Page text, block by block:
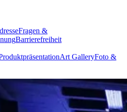
Fragen &
Barrierefreiheit
Art GalleryFoto &